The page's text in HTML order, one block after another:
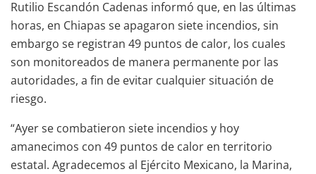
Rutilio Escandón Cadenas informó que, en las últimas
horas, en Chiapas se apagaron siete incendios, sin
embargo se registran 49 puntos de calor, los cuales
son monitoreados de manera permanente por las
autoridades, a fin de evitar cualquier situación de
riesgo.
“Ayer se combatieron siete incendios y hoy
amanecimos con 49 puntos de calor en territorio
estatal. Agradecemos al Ejército Mexicano, la Marina,